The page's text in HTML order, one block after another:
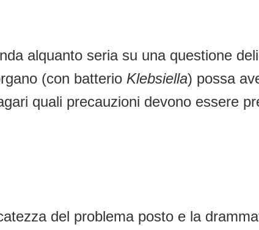
alquanto seria su una questione
(con batterio Klebsiella) possa
quali precauzioni devono essere
del problema posto e la